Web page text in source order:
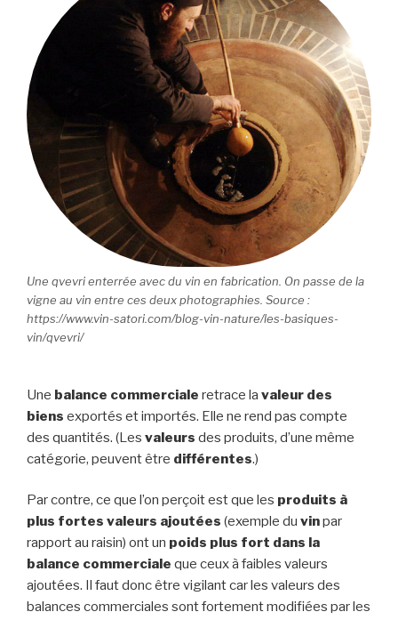
Une qvevri enterrée avec du vin en fabrication. On passe de la
vigne au vin entre ces deux photographies. Source :
https://www.vin-satori.com/blog-vin-nature/les-basiques-
vin/qvevri/
Une balance commerciale retrace la valeur des
biens exportés et importés. Elle ne rend pas compte
des quantités. (Les valeurs des produits, d’une même
catégorie, peuvent être différentes.)
Par contre, ce que l’on perçoit est que les produits à
plus fortes valeurs ajoutées (exemple du vinpar
rapport au raisin) ont un poids plus fort dans la
balance commerciale que ceux à faibles valeurs
ajoutées. Il faut donc être vigilant car les valeurs des
balances commerciales sont fortement modifiées par les